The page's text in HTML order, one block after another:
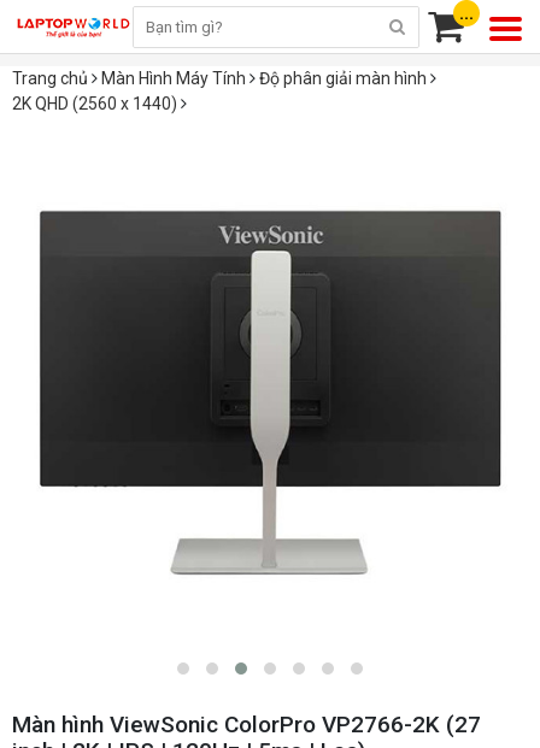
...
Trang chủ Màn Hình Máy Tính
Độ phân giải màn hình
2K QHD (2560 x 1440)
Màn hình ViewSonic ColorPro VP2766-2K (27